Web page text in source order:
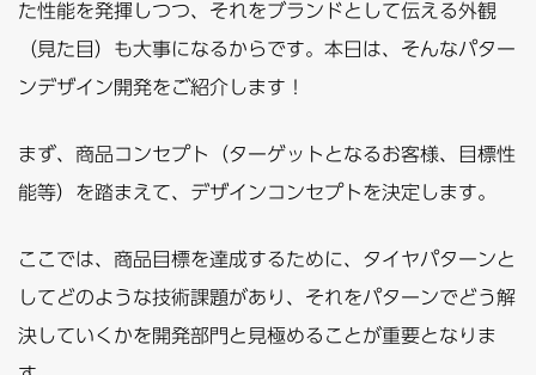
た性能を発揮しつつ、それをブランドとして伝える外観
（見た目）も大事になるからです。本日は、そんなパター
ンデザイン開発をご紹介します！
まず、商品コンセプト（ターゲットとなるお客様、目標性
能等）を踏まえて、デザインコンセプトを決定します。
ここでは、商品目標を達成するために、タイヤパターンと
してどのような技術課題があり、それをパターンでどう解
決していくかを開発部門と見極めることが重要となりま